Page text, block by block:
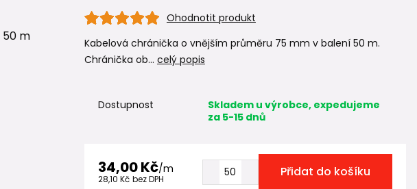
Ohodnotit produkt
Kabelová chránička o vnějším průměru 75 mm v balení 50 m.
Chránička ob... celý popis
Dostupnost
Skladem u výrobce, expedujeme
za 5-15 dnů
34,00 Kč/m
28,10 Kč bez DPH Přidat do košíku